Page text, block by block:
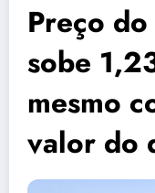
Preço
sobe
mesmo
valor do